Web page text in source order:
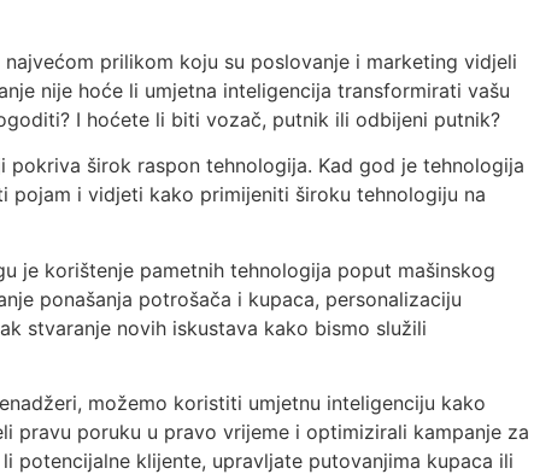
prilikom koju su poslovanje i marketing vidjeli
nije hoće li umjetna inteligencija transformirati vašu
I hoćete li biti vozač, putnik ili odbijeni putnik?
širok raspon tehnologija. Kad god je tehnologija
pojam i vidjeti kako primijeniti široku tehnologiju na
je korištenje pametnih tehnologija poput mašinskog
ponašanja potrošača i kupaca, personalizaciju
stvaranje novih iskustava kako bismo služili
možemo koristiti umjetnu inteligenciju kako
pravu poruku u pravo vrijeme i optimizirali kampanje za
potencijalne klijente, upravljate putovanjima kupaca ili